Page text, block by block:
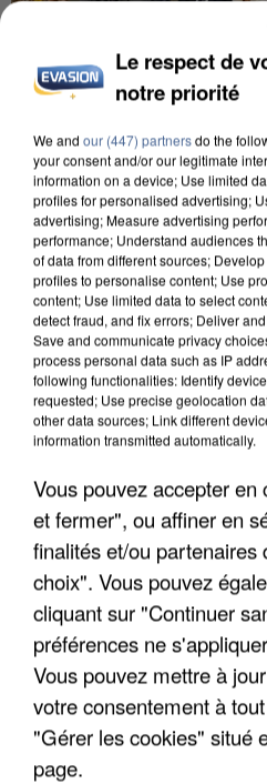
INCENDIES : L’ÎLE-DE-
DE SOLIDARITÉ AVEC
APRÈS TOUTES CES
DE FAUNE SAUVAGE
Le respect de
notre priorité
We and our (447) partnersdo the
your consent and/or our legitimate
information on a device; Use limited
profiles for personalised advertising;
advertising; Measure advertising
performance; Understand audiences
of data from different sources;
profiles to personalise content; Use
content; Use limited data to select
detect fraud, and fix errors; Deliver
Save and communicate privacy
process personal data such as IP
following functionalities: Identify
requested; Use precise geolocation
other data sources; Link different
information transmitted automatically.
Vous pouvez accepter
et fermer", ou affiner en
finalités et/ou partenaires
choix". Vous pouvez
cliquant sur "Continuer
préférences ne
Vous pouvez mettre à
votre consentement à
"Gérer les cookies" situé
page.